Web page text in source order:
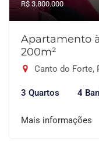
R$ 3.800.000
Apartamento
200m²
Canto do Forte,
3 Quartos 4
Mais informações